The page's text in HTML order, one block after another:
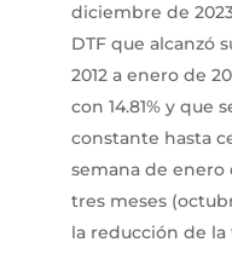
diciembre de
DTF que alcanzó
2012 a enero de
con 14.81% y que
constante hasta
semana de enero
tres meses
la reducción de la